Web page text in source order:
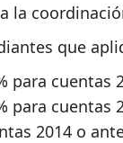
la
que
para cuentas
para cuentas
2014 o